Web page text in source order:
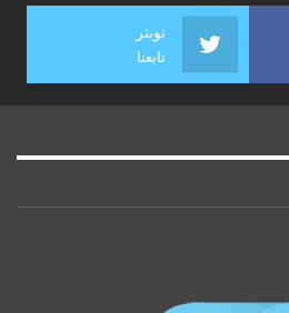
تويتر
تابعنا